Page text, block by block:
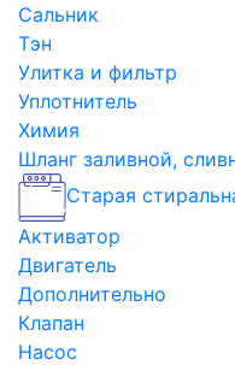
Сальник
Тэн
Улитка и фильтр
Уплотнитель
Химия
Шланг заливной,
Старая
Активатор
Двигатель
Дополнительно
Клапан
Насос